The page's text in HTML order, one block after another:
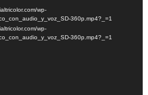
wp-
360p.mp4?_=1
wp-
360p.mp4?_=1